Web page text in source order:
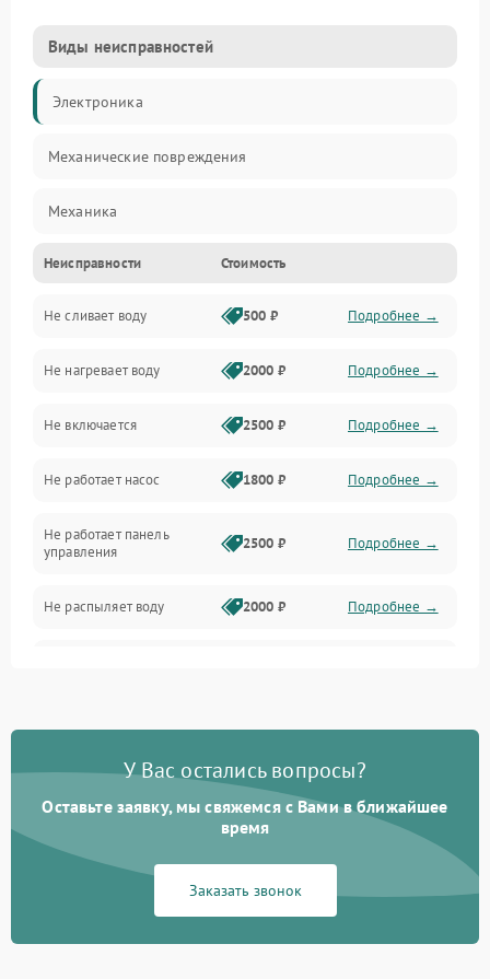
Виды неисправностей
Электроника
Механические повреждения
Механика
Управление
Электропитание
Датчики
Нагрев
Вода
Гигиена
Программное обеспечение
Неисправности Стоимость
Не сливает воду 500 ₽ Подробнее →
Не нагревает воду 2000 ₽ Подробнее →
Не включается 2500 ₽ Подробнее →
Не работает насос 1800 ₽ Подробнее →
Не работает панель
управления
2500 ₽ Подробнее →
Не распыляет воду 2000 ₽ Подробнее →
Проблемы с набором
Не работает сушилка 2100 ₽ Подробнее →
Сбои в работе таймера 1700 ₽
У Вас остались вопросы?
Оставьте заявку, мы свяжемся с Вами в ближайшее
время
Заказать звонок